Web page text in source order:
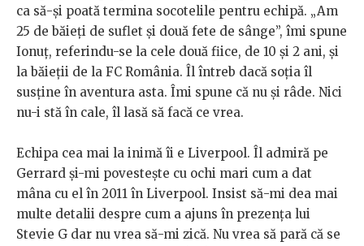
ca să-și poată termina socotelile pentru echipă. „Am
25 de băieți de suflet și două fete de sânge”, îmi spune
Ionuț, referindu-se la cele două fiice, de 10 și 2 ani, și
la băieții de la FC România. Îl întreb dacă soția îl
susține în aventura asta. Îmi spune că nu și râde. Nici
nu-i stă în cale, îl lasă să facă ce vrea.
Echipa cea mai la inimă îi e Liverpool. Îl admiră pe
Gerrard și-mi povestește cu ochi mari cum a dat
mâna cu el în 2011 în Liverpool. Insist să-mi dea mai
multe detalii despre cum a ajuns în prezența lui
Stevie G dar nu vrea să-mi zică. Nu vrea să pară că se